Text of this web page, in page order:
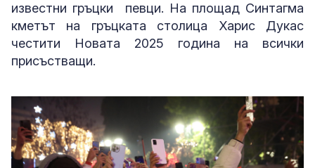
известни гръцки певци. На площад Синтагма
кметът на гръцката столица Харис Дукас
честити Новата 2025 година на всички
присъстващи.